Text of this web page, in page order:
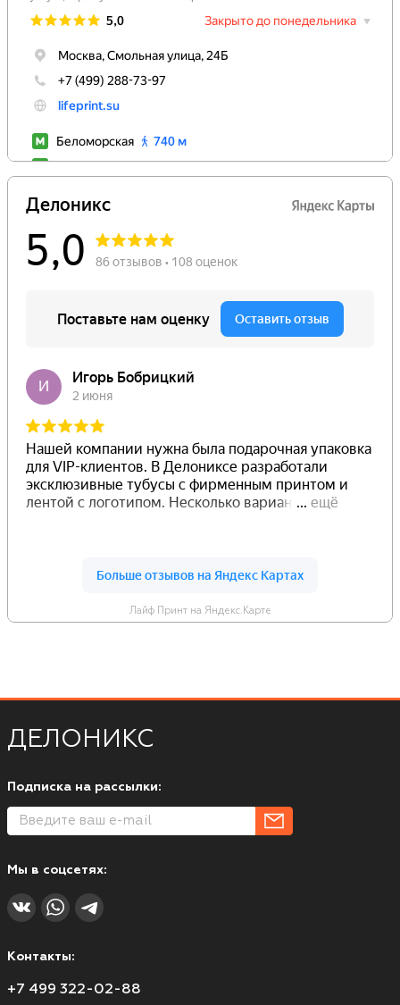
Лайф Принт на Яндекс.Карте
ДЕЛОНИКС
Подписка на рассылки:
Мы в соцсетях:
Контакты:
+7 499 322-02-88